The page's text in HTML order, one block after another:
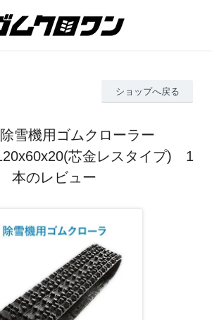
ショップへ戻る
雪機用ゴムクローラー
芯金レスタイプ) 1
本のレビュー